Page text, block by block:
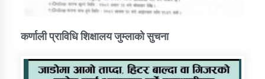
कर्णाली प्राविधि शिक्षालय जुम्लाको सुचना